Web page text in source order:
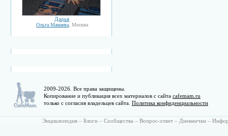
Дарья
Ольга Мамаева, Москва
2009-2026. Все права защищены.
Копирование и публикация всех материалов с сайта cafemam.ru
только с согласия владельцев сайта. Политика конфиденциальности
Энциклопедия – Блоги – Сообщества – Вопрос-ответ – Дневнички –